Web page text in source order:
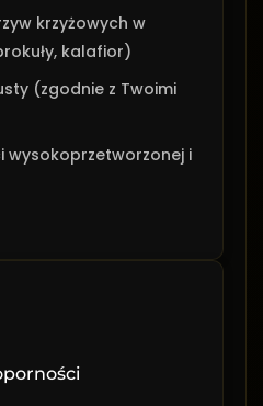
krzyżowych w
kalafior)
(zgodnie z Twoimi
wysokoprzetworzonej i